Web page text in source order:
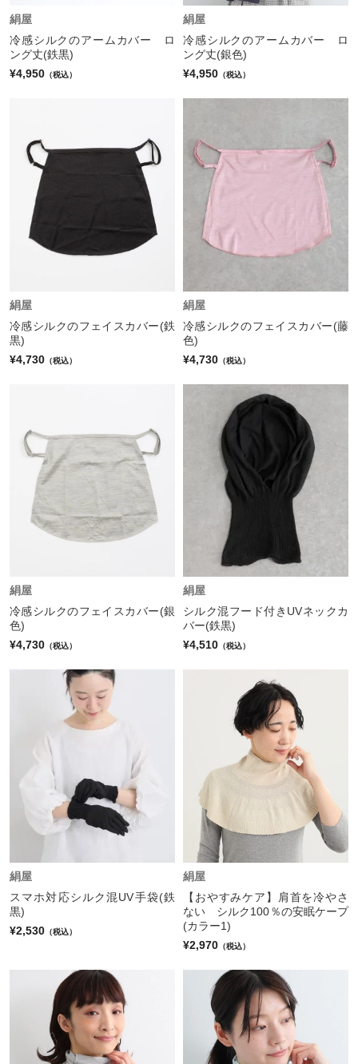
絹屋
冷感シルクのアームカバー ロ
ング丈(鉄黒)
¥4,950 （税込）
絹屋
冷感シルクのアームカバー ロ
ング丈(銀色)
¥4,950 （税込）
絹屋
冷感シルクのフェイスカバー(鉄
黒)
¥4,730 （税込）
絹屋
冷感シルクのフェイスカバー(藤
色)
¥4,730 （税込）
絹屋
冷感シルクのフェイスカバー(銀
色)
¥4,730 （税込）
絹屋
シルク混フード付きUVネックカ
バー(鉄黒)
¥4,510 （税込）
絹屋
スマホ対応シルク混UV手袋(鉄
黒)
¥2,530 （税込）
絹屋
【おやすみケア】肩首を冷やさ
ない シルク100％の安眠ケープ
(カラー1)
¥2,970 （税込）